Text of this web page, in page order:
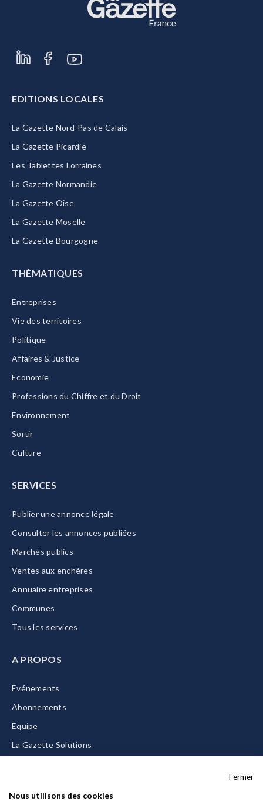
EDITIONS LOCALES
La Gazette Nord-Pas de Calais
La Gazette Picardie
Les Tablettes Lorraines
La Gazette Normandie
La Gazette Oise
La Gazette Moselle
La Gazette Bourgogne
THÉMATIQUES
Entreprises
Vie des territoires
Politique
Affaires & Justice
Economie
Professions du Chiffre et du Droit
Environnement
Sortir
Culture
SERVICES
Publier une annonce légale
Consulter les annonces publiées
Marchés publics
Ventes aux enchères
Annuaire entreprises
Communes
Tous les services
A PROPOS
Evénements
Abonnements
Equipe
La Gazette Solutions
Fermer
Nous utilisons des cookies